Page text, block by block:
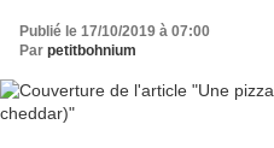
Publié le 17/10/2019 à 07:00
Par petitbohnium